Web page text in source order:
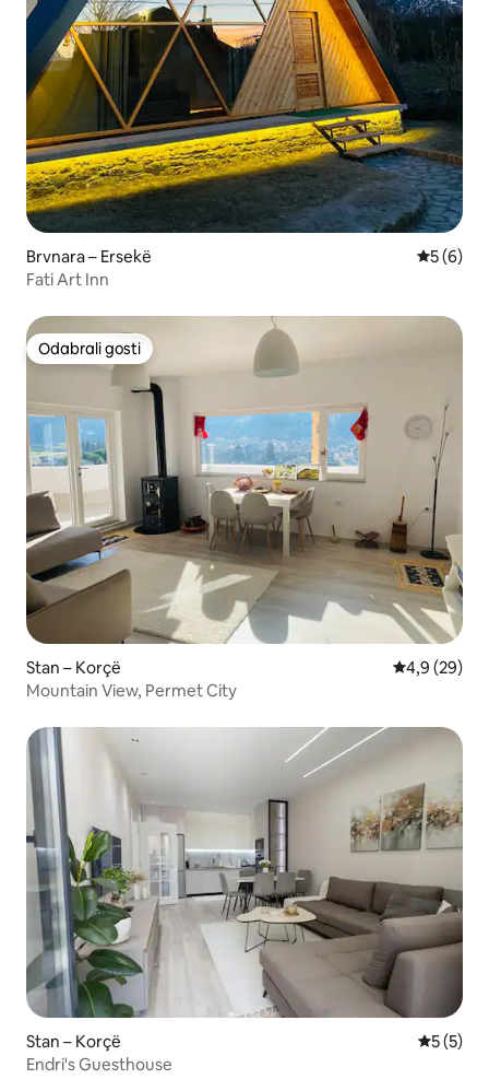
Brvnara – Ersekë
5 (6)
Fati Art Inn
Odabrali gosti
Odabrali gosti
Stan – Korçë Prosječna
4,9 (29)
Mountain View, Permet City
Stan – Korçë
5 (5)
Endri's Guesthouse